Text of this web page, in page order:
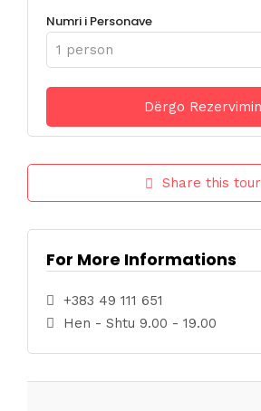
Numri i Personave
Share this tour
For More Informations
+383 49 111 651
Hen - Shtu 9.00 - 19.00